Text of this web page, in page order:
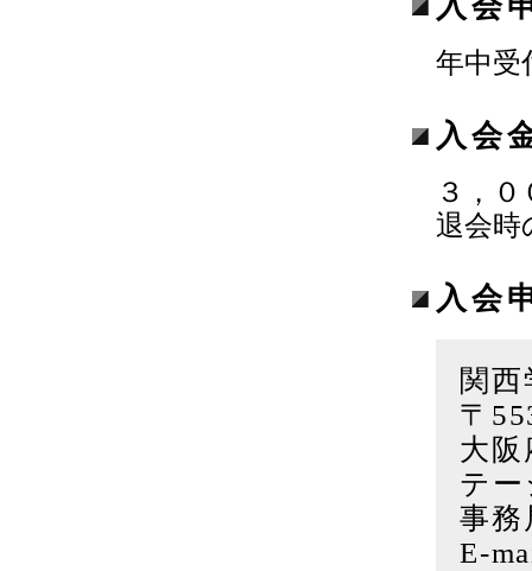
年中受
入会
３，
退会時
入会
関西
〒
大阪
テー
事
E-